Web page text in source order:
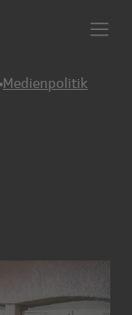
Medienpolitik